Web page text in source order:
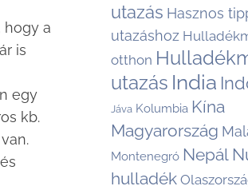
hogy a
is
egy
kb.
utazás Hasznos
utazáshoz
otthon
utazás India
Jáva Kolumbia Kína
Magyarország
Montenegró Nepál
hulladék